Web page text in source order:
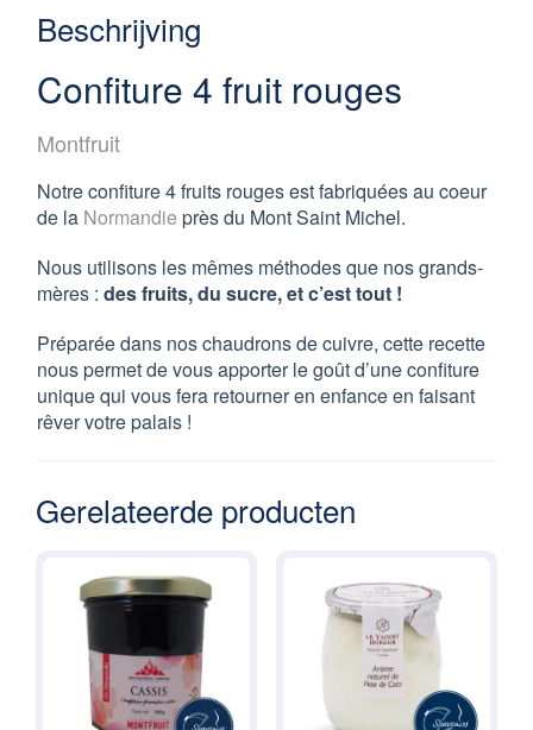
Beschrijving
Confiture 4 fruit rouges
Montfruit
Notre confiture 4 fruits rouges est fabriquées au coeur
de la Normandie près du Mont Saint Michel.
Nous utilisons les mêmes méthodes que nos grands-
mères : des fruits, du sucre, et c’est tout !
Préparée dans nos chaudrons de cuivre, cette recette
nous permet de vous apporter le goût d’une confiture
unique qui vous fera retourner en enfance en faisant
rêver votre palais !
Gerelateerde producten